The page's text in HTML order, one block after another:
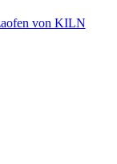
von KILN